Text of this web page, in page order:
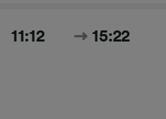
11:12 15:22